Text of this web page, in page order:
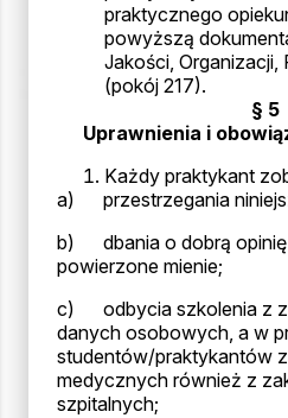
praktycznego
powyższą
Jakości,
(pokój 217).
§ 5
Uprawnienia i
Każdy praktykant
a) przestrzegania
b) dbania o dobrą opinię
powierzone mienie;
c) odbycia szkolenia z
danych osobowych, a w
studentów/praktykantów
medycznych również z
szpitalnych;